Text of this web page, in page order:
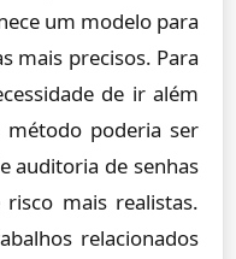
um modelo para
mais precisos. Para
de ir além
método poderia ser
auditoria de senhas
mais realistas.
relacionados